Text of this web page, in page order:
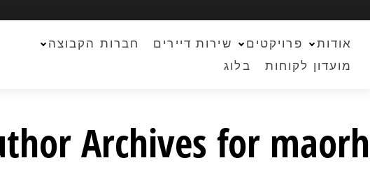
אודות פרויקטים שירות דיירים
חברות הקבוצה
מועדון לקוחות
בלוג
Archives for maorh